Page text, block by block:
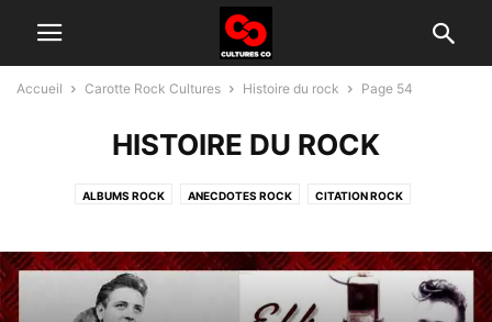
Accueil Carotte Rock Cultures Histoire du rock Page 54
HISTOIRE DU ROCK
ALBUMS ROCK ANECDOTES ROCK CITATION ROCK
TÉLÉ ROCK